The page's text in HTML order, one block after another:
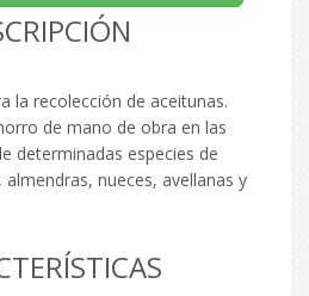
la recolección de aceitunas.
de mano de obra en las
determinadas especies de
nueces, avellanas y